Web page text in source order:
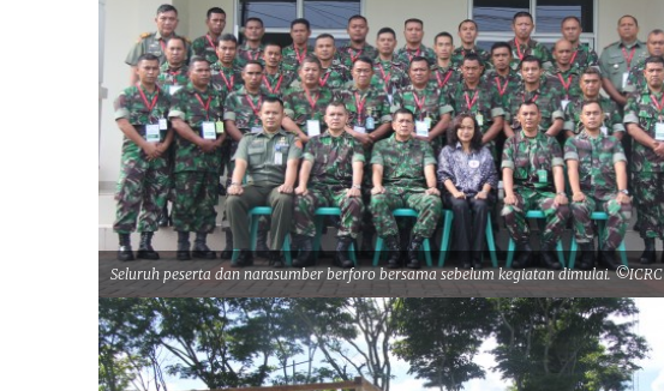
Seluruh peserta dan narasumber berforo bersama sebelum kegiatan dimulai. ©ICRC